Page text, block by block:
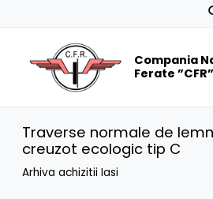
Compania
Ferate
Traverse normale de
creuzot ecologic tip C
Arhiva achizitii Iasi